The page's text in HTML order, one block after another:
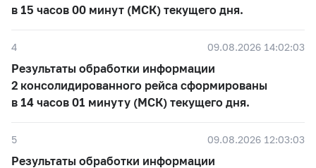
в 15 часов 00 минут (МСК) текущего дня.
4 09.08.2026 14:02:03
Результаты обработки информации
2 консолидированного рейса сформированы
в 14 часов 01 минуту (МСК) текущего дня.
5 09.08.2026 12:03:03
Результаты обработки информации